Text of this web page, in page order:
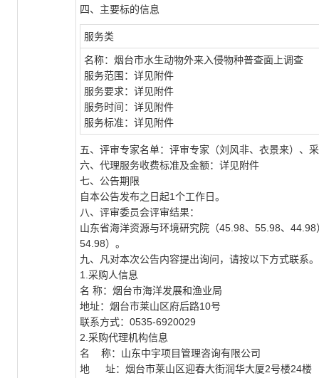
四、 主要标的信息
服务类
名称：烟台市水生动物外来入侵物种普查面上调查
服务范围：详见附件
服务要求：详见附件
服务时间：详见附件
服务标准：详见附件
五、评审专家名单： 评审专家（刘风非、衣景来）、
六、代理服务收费标准及金额： 详见附件
七、公告期限
自本公告发布之日起1个工作日。
八、评审委员会评审结果：
山东省海洋资源与环境研究院（45.98、 55.98、 44.98
54.98）。
九、凡对本次公告内容提出询问，请按以下方式联系。
1. 采购人信息
名 称：烟台市海洋发展和渔业局
地址：烟台市莱山区府后路10号
联系方式： 0535-6920029
2. 采购代理机构信息
名
称：山东中宇项目管理咨询有限公司
地
址：烟台市莱山区迎春大街润华大厦2号楼24楼